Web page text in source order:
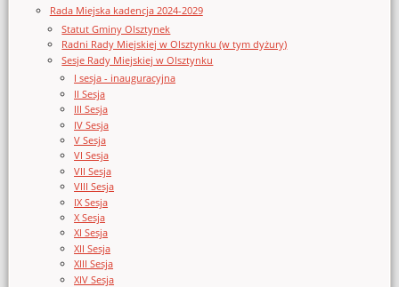
Rada Miejska kadencja 2024-2029
Statut Gminy Olsztynek
Radni Rady Miejskiej w Olsztynku (w tym dyżury)
Sesje Rady Miejskiej w Olsztynku
I sesja - inauguracyjna
II Sesja
III Sesja
IV Sesja
V Sesja
VI Sesja
VII Sesja
VIII Sesja
IX Sesja
X Sesja
XI Sesja
XII Sesja
XIII Sesja
XIV Sesja